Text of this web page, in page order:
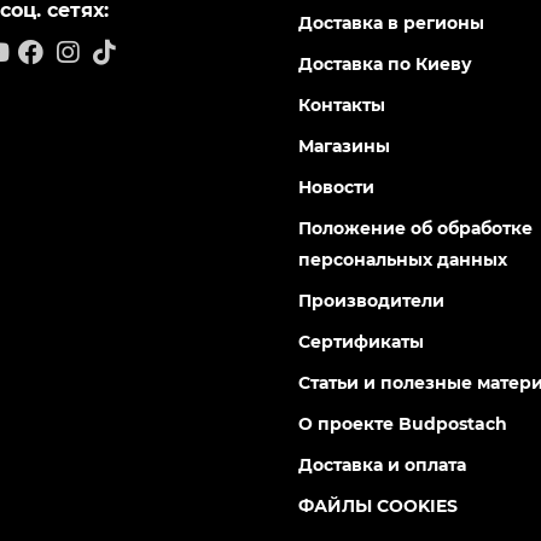
Ударная дрель Forte ID 1113-
0
2 964 грн
2 520 грн
Информация